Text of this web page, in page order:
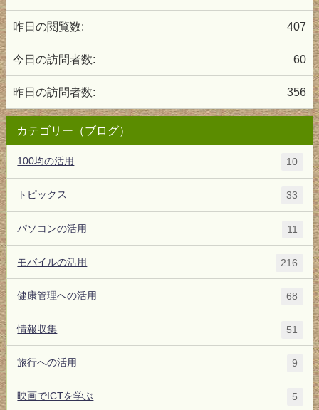
407
昨日の閲覧数:
60
今日の訪問者数:
356
昨日の訪問者数:
カテゴリー（ブログ）
100均の活用 10
トピックス 33
パソコンの活用 11
モバイルの活用 216
健康管理への活用 68
情報収集 51
旅行への活用 9
映画でICTを学ぶ 5